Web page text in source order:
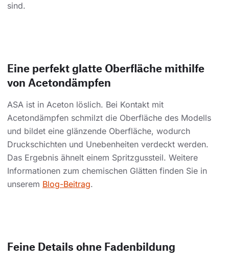
sind.
Eine perfekt glatte Oberfläche mithilfe
von Acetondämpfen
ASA ist in Aceton löslich. Bei Kontakt mit
Acetondämpfen schmilzt die Oberfläche des Modells
und bildet eine glänzende Oberfläche, wodurch
Druckschichten und Unebenheiten verdeckt werden.
Das Ergebnis ähnelt einem Spritzgussteil. Weitere
Informationen zum chemischen Glätten finden Sie in
unserem Blog-Beitrag.
Feine Details ohne Fadenbildung